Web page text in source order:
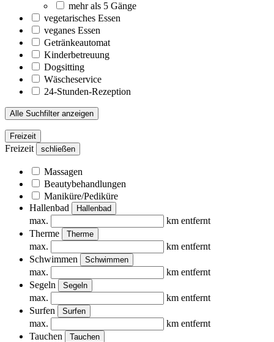
mehr als 5 Gänge
vegetarisches Essen
veganes Essen
Getränkeautomat
Kinderbetreuung
Dogsitting
Wäscheservice
24-Stunden-Rezeption
Alle Suchfilter anzeigen
Freizeit
Freizeit schließen
Massagen
Beautybehandlungen
Maniküre/Pediküre
Hallenbad
Hallenbad
max.
km entfernt
Therme
Therme
max.
km entfernt
Schwimmen
Schwimmen
max.
km entfernt
Segeln
Segeln
max.
km entfernt
Surfen
Surfen
max.
km entfernt
Tauchen
Tauchen